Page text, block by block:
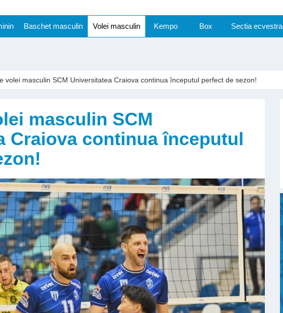
Baschet masculin Volei masculin Kempo Box Sectia ecvestra
volei masculin SCM Universitatea Craiova continua începutul perfect de sezon!
masculin SCM
Craiova continua începutul